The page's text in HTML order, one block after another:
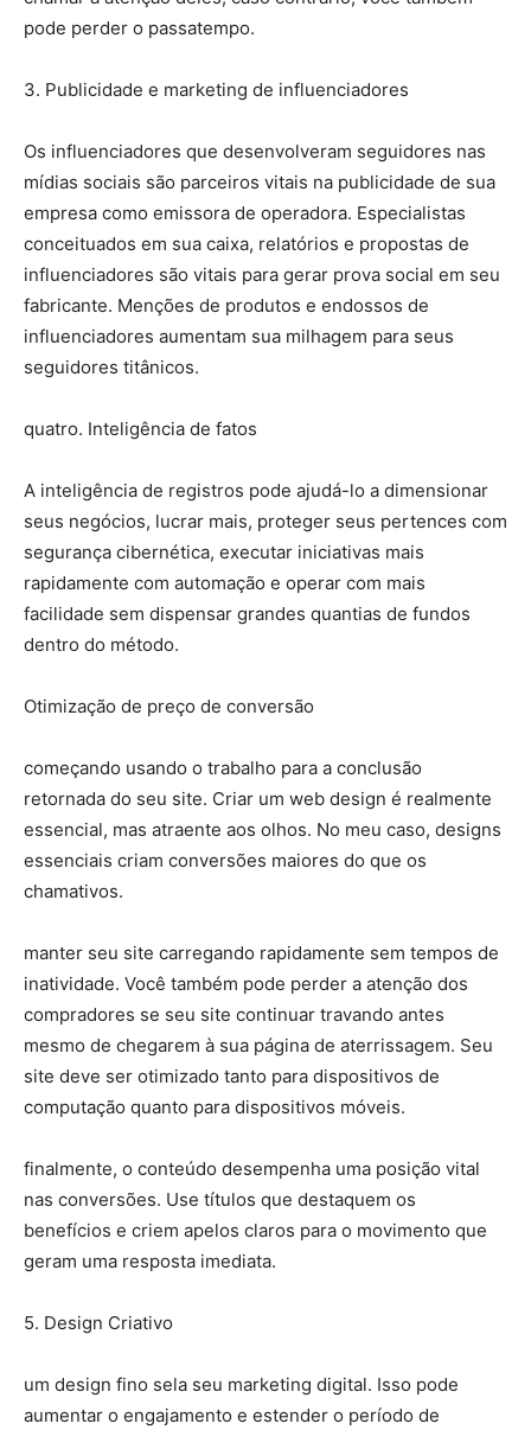
pode perder o passatempo.
3. Publicidade e marketing de influenciadores
Os influenciadores que desenvolveram seguidores nas
mídias sociais são parceiros vitais na publicidade de sua
empresa como emissora de operadora. Especialistas
conceituados em sua caixa, relatórios e propostas de
influenciadores são vitais para gerar prova social em seu
fabricante. Menções de produtos e endossos de
influenciadores aumentam sua milhagem para seus
seguidores titânicos.
quatro. Inteligência de fatos
A inteligência de registros pode ajudá-lo a dimensionar
seus negócios, lucrar mais, proteger seus pertences com
segurança cibernética, executar iniciativas mais
rapidamente com automação e operar com mais
facilidade sem dispensar grandes quantias de fundos
dentro do método.
Otimização de preço de conversão
começando usando o trabalho para a conclusão
retornada do seu site. Criar um web design é realmente
essencial, mas atraente aos olhos. No meu caso, designs
essenciais criam conversões maiores do que os
chamativos.
manter seu site carregando rapidamente sem tempos de
inatividade. Você também pode perder a atenção dos
compradores se seu site continuar travando antes
mesmo de chegarem à sua página de aterrissagem. Seu
site deve ser otimizado tanto para dispositivos de
computação quanto para dispositivos móveis.
finalmente, o conteúdo desempenha uma posição vital
nas conversões. Use títulos que destaquem os
benefícios e criem apelos claros para o movimento que
geram uma resposta imediata.
5. Design Criativo
um design fino sela seu marketing digital. Isso pode
aumentar o engajamento e estender o período de